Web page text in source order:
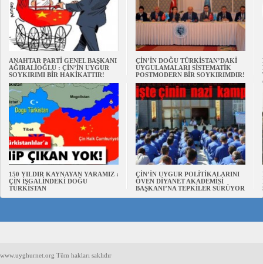
ANAHTAR PARTİ GENEL BAŞKANI
AĞIRALİOĞLU : ÇİN’İN UYGUR
SOYKIRIMI BİR HAKİKATTIR!
ÇİN’İN DOĞU TÜRKİSTAN’DAKİ
UYGULAMALARI SİSTEMATİK
POSTMODERN BİR SOYKIRIMDIR!
150 YILDIR KAYNAYAN YARAMIZ :
ÇİN İŞGALİNDEKİ DOĞU
TÜRKİSTAN
ÇİN’İN UYGUR POLİTİKALARINI
ÖVEN DİYANET AKADEMİSİ
BAŞKANI’NA TEPKİLER SÜRÜYOR
www.uyghurnet.org Tüm hakları saklıdır